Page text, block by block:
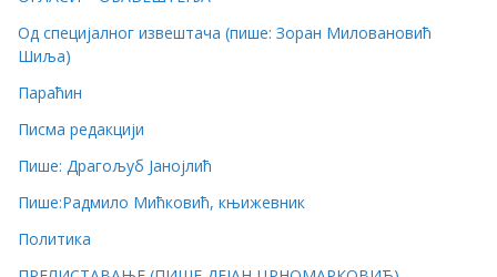
Од специјалног извештача (пише: Зоран Миловановић
Шиља)
Параћин
Писма редакцији
Пише: Драгољуб Јанојлић
Пише:Радмило Мићковић, књижевник
Политика